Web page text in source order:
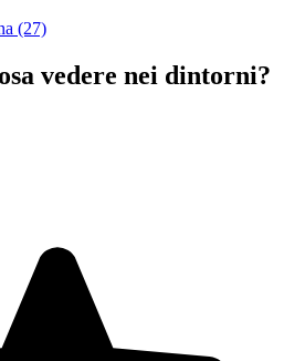
(27)
vedere nei dintorni?